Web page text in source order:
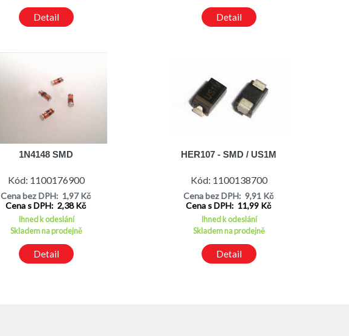
Detail Detail
1N4148 SMD
Kód: 1100176900
Cena bez DPH: 1,97 Kč
Cena s DPH: 2,38 Kč
Ihned k odeslání
Skladem na prodejně
Detail
HER107 - SMD / US1M
Kód: 1100138700
Cena bez DPH: 9,91 Kč
Cena s DPH: 11,99 Kč
Ihned k odeslání
Skladem na prodejně
Detail